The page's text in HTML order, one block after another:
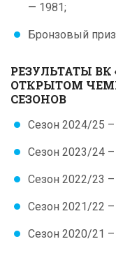
— 1981;
Бронзовый
РЕЗУЛЬТАТЫ ВК
ОТКРЫТОМ
СЕЗОНОВ
Сезон 2024/25
Сезон 2023/24
Сезон 2022/23
Сезон 2021/22
Сезон 2020/21